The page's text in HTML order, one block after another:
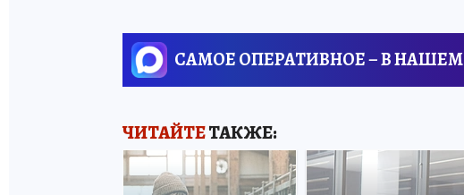
САМОЕ ОПЕРАТИВНОЕ – В НАШЕМ
ЧИТАЙТЕТАКЖЕ: